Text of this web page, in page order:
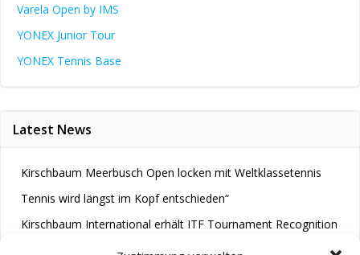
Varela Open by IMS
YONEX Junior Tour
YONEX Tennis Base
Latest News
Kirschbaum Meerbusch Open locken mit Weltklassetennis
Tennis wird längst im Kopf entschieden“
Kirschbaum International erhält ITF Tournament Recognition